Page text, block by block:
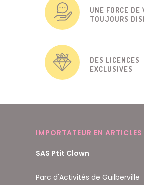
UNE FORCE DE
TOUJOURS
DES LICENCES
EXCLUSIVES
IMPORTATEUR EN ARTICLES
SAS Ptit Clown
Parc d'Activités de Guilberville